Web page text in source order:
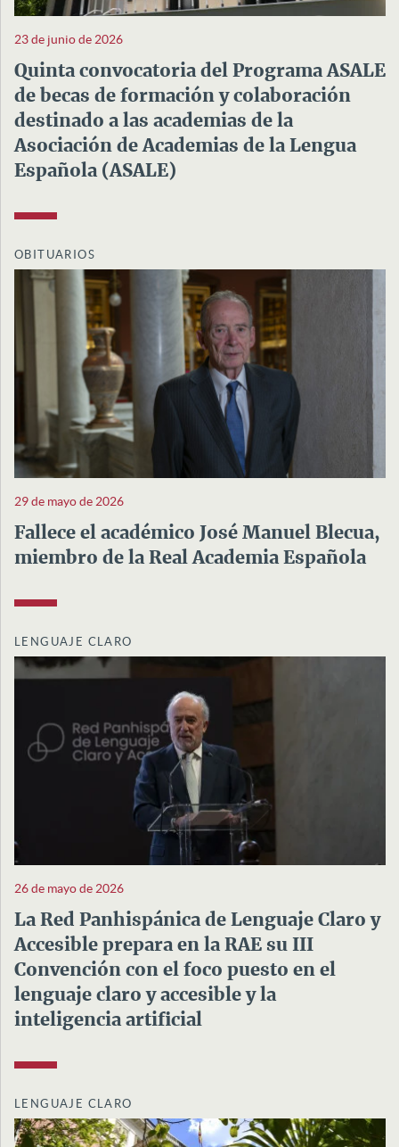
23 de junio de 2026
Quinta convocatoria del Programa ASALE
de becas de formación y colaboración
destinado a las academias de la
Asociación de Academias de la Lengua
Española (ASALE)
OBITUARIOS
29 de mayo de 2026
Fallece el académico José Manuel Blecua,
miembro de la Real Academia Española
LENGUAJE CLARO
26 de mayo de 2026
La Red Panhispánica de Lenguaje Claro y
Accesible prepara en la RAE su III
Convención con el foco puesto en el
lenguaje claro y accesible y la
inteligencia artificial
LENGUAJE CLARO